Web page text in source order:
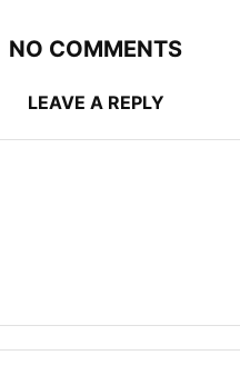
NO COMMENTS
LEAVE A REPLY